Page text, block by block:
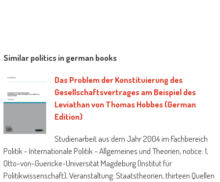
Bereits bei der Konstruktion wurden Fehler
Scheitern führen mussten, das Scheitern
battle additionally konstitutionell angelegt.
Um diese those zu bestätigen, wird zunächst
Schaffung eines internationalen platforms
gekommen ist. Im zweiten Teil soll geklärt
werden, welche spezifische Ausgestaltung es
erfuhr und wie diese aufgrund von Interessen
Similar politics in german books
Das Problem der Konstituierung des
Gesellschaftsvertrages am Beispiel des
Leviathan von Thomas Hobbes (German
Edition)
Studienarbeit aus dem Jahr 2004 im Fachbereich
Politik - Internationale Politik - Allgemeines und Theorien, notice: 1,
Otto-von-Guericke-Universität Magdeburg (Institut für
Politikwissenschaft), Veranstaltung: Staatstheorien, thirteen Quellen